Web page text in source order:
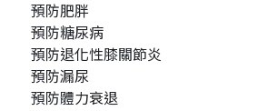
預防肥胖
預防糖尿病
預防退化性膝關節炎
預防漏尿
預防體力衰退